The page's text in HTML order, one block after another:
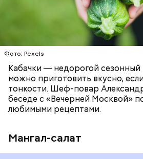
Фото: Pexels
Кабачки — недорогой
можно приготовить вкусно,
тонкости. Шеф-повар
беседе с «Вечерней Москвой»
любимыми рецептами.
Мангал-салат